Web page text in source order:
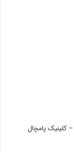
پامچال